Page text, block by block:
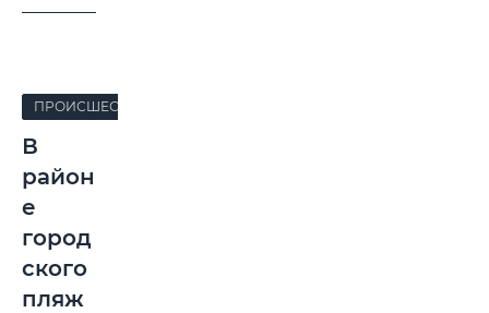
ПРОИСШЕСТВИЯ
В
район
е
город
ского
пляж